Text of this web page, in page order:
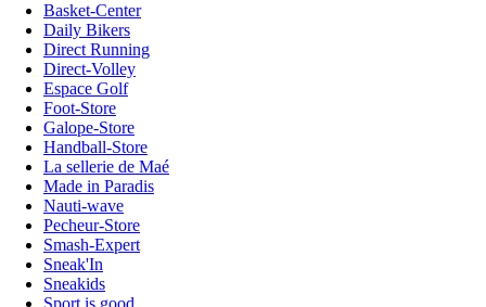
Basket-Center
Daily Bikers
Direct Running
Direct-Volley
Espace Golf
Foot-Store
Galope-Store
Handball-Store
La sellerie de Maé
Made in Paradis
Nauti-wave
Pecheur-Store
Smash-Expert
Sneak'In
Sneakids